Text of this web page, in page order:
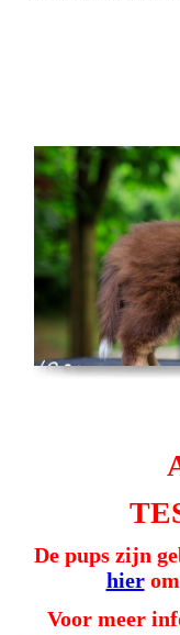
De pups zijn
hierom
Voor meer